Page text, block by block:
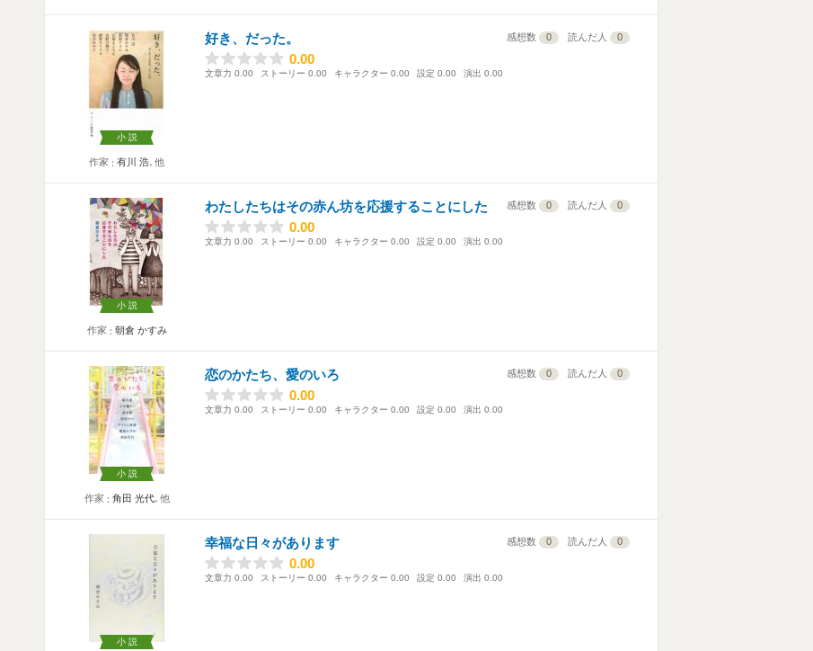
小説
作家 有川 浩､他
好き、だった。 感想数 0 読んだ人 0
0.00
0.00
文章力 0.00 ストーリー 0.00 キャラクター 0.00 設定 0.00 演出 0.00
小説
作家 朝倉 かすみ
わたしたちはその赤ん坊を応援することにした 感想数 0 読んだ人 0
0.00
0.00
文章力 0.00 ストーリー 0.00 キャラクター 0.00 設定 0.00 演出 0.00
小説
作家 角田 光代､他
恋のかたち、愛のいろ 感想数 0 読んだ人 0
0.00
0.00
文章力 0.00 ストーリー 0.00 キャラクター 0.00 設定 0.00 演出 0.00
小説
幸福な日々があります 感想数 0 読んだ人 0
0.00
0.00
文章力 0.00 ストーリー 0.00 キャラクター 0.00 設定 0.00 演出 0.00